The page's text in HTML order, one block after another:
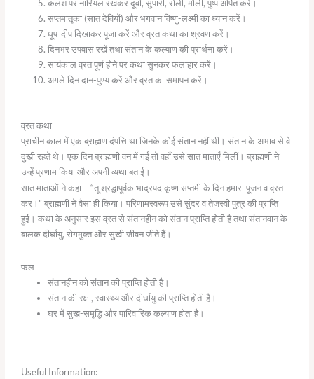
कलश पर नारियल रखकर दूर्वा, सुपारी, रोली, मौली, पुष्प अर्पित करें।
सप्तमातृका (सात देवियों) और भगवान विष्णु-लक्ष्मी का ध्यान करें।
धूप-दीप दिखाकर पूजा करें और व्रत कथा का श्रवण करें।
दिनभर उपवास रखें तथा संतान के कल्याण की प्रार्थना करें।
सायंकाल व्रत पूर्ण होने पर कथा सुनकर फलाहार करें।
अगले दिन दान-पुण्य करें और व्रत का समापन करें।
व्रत कथा
प्राचीन काल में एक ब्राह्मण दंपत्ति था जिनके कोई संतान नहीं थी। संतान के अभाव से वे
दुखी रहते थे। एक दिन ब्राह्मणी वन में गई तो वहाँ उसे सात माताएँ मिलीं। ब्राह्मणी ने
उन्हें प्रणाम किया और अपनी व्यथा बताई।
सात माताओं ने कहा – “तू श्रद्धापूर्वक भाद्रपद कृष्ण सप्तमी के दिन हमारा पूजन व व्रत
कर।” ब्राह्मणी ने वैसा ही किया। परिणामस्वरूप उसे सुंदर व तेजस्वी पुत्र की प्राप्ति
हुई। कथा के अनुसार इस व्रत से संतानहीन को संतान प्राप्ति होती है तथा संतानवान के
बालक दीर्घायु, रोगमुक्त और सुखी जीवन जीते हैं।
फल
संतानहीन को संतान की प्राप्ति होती है।
संतान की रक्षा, स्वास्थ्य और दीर्घायु की प्राप्ति होती है।
घर में सुख-समृद्धि और पारिवारिक कल्याण होता है।
Useful Information: